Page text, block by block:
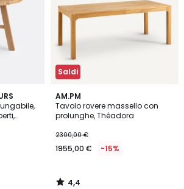
Saldi
AM.PM
Tavolo rovere massello con
prolunghe, Théadora
2300,00 €
1955,00 € -15%
4,4
/ 5
4,4
/